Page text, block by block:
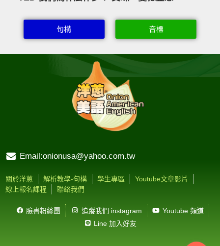
句構 音標
Email:onionusa@yahoo.com.tw
關於洋蔥 解析教學-句構 學生專區
Youtube文章影片
線上報名課程
聯絡我們
臉書粉絲團 追蹤我們 instagram
Youtube 頻道
Line 加入好友